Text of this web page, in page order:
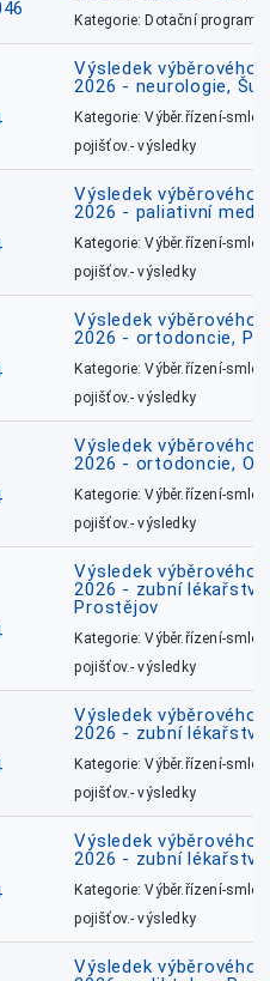
Kategorie: Dotační
Výsledek výběrového
2026 - neurologie,
Kategorie: Výběr.řízení-
pojišťov.- výsledky
Výsledek výběrového
2026 - paliativní
Kategorie: Výběr.řízení-
pojišťov.- výsledky
Výsledek výběrového
2026 - ortodoncie,
Kategorie: Výběr.řízení-
pojišťov.- výsledky
Výsledek výběrového
2026 - ortodoncie,
Kategorie: Výběr.řízení-
pojišťov.- výsledky
Výsledek výběrového
2026 - zubní
Prostějov
Kategorie: Výběr.řízení-
pojišťov.- výsledky
Výsledek výběrového
2026 - zubní
Kategorie: Výběr.řízení-
pojišťov.- výsledky
Výsledek výběrového
2026 - zubní
Kategorie: Výběr.řízení-
pojišťov.- výsledky
Výsledek výběrového